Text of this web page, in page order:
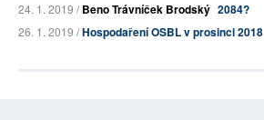
24. 1. 2019 /Beno Trávníček Brodský 2084?
26. 1. 2019 /Hospodaření OSBL v prosinci 2018